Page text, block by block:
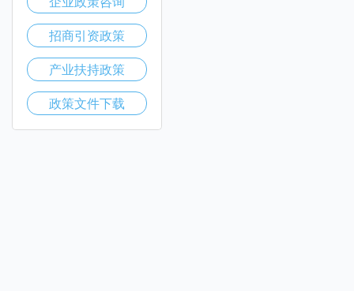
招商引资政策
产业扶持政策
政策文件下载